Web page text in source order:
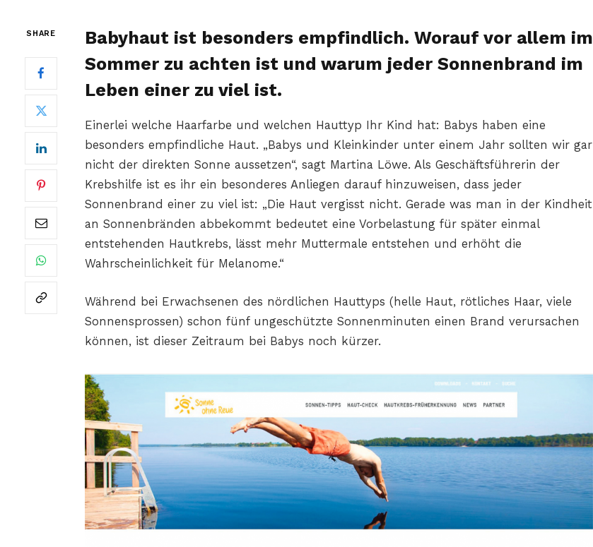
SHARE
Babyhaut ist besonders empfindlich. Worauf vor allem im
Sommer zu achten ist und warum jeder Sonnenbrand im
Leben einer zu viel ist.
Einerlei welche Haarfarbe und welchen Hauttyp Ihr Kind hat: Babys haben eine
besonders empfindliche Haut. „Babys und Kleinkinder unter einem Jahr sollten wir gar
nicht der direkten Sonne aussetzen“, sagt Martina Löwe. Als Geschäftsführerin der
Krebshilfe ist es ihr ein besonderes Anliegen darauf hinzuweisen, dass jeder
Sonnenbrand einer zu viel ist: „Die Haut vergisst nicht. Gerade was man in der Kindheit
an Sonnenbränden abbekommt bedeutet eine Vorbelastung für später einmal
entstehenden Hautkrebs, lässt mehr Muttermale entstehen und erhöht die
Wahrscheinlichkeit für Melanome.“
Während bei Erwachsenen des nördlichen Hauttyps (helle Haut, rötliches Haar, viele
Sonnensprossen) schon fünf ungeschützte Sonnenminuten einen Brand verursachen
können, ist dieser Zeitraum bei Babys noch kürzer.